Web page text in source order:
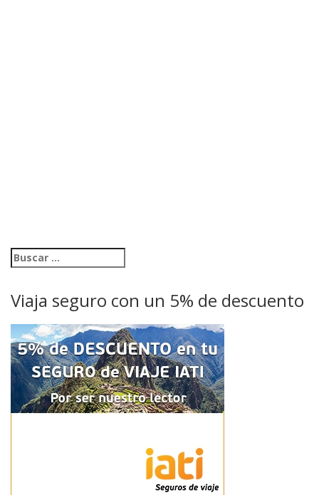
Viaja seguro con un 5% de descuento